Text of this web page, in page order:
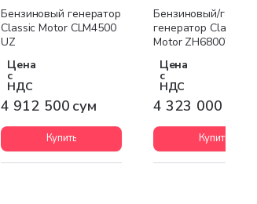
Бесплатная доставка
Бензиновый генератор
Classic Motor CLM4500
UZ
Цена
с
НДС
4 912 500 сум
Купить
Бесплатная доставка
Бензиновый/
генератор Classic
Motor ZH6800YM
Цена
с
НДС
4 323 000 сум
Купить